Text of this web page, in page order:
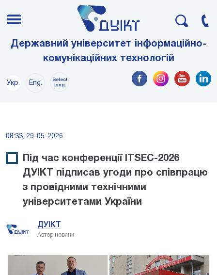
Державний університет інформаційно-
комунікаційних технологій
Укр. Eng.
Select
lang
08:33, 29-05-2026
Під час конференції ITSEC-2026
ДУІКТ підписав угоди про співпрацю
з провідними технічними
університетами України
ДУІКТ
Автор новини